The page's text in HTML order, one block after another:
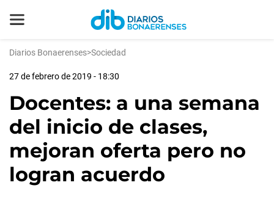
Diarios Bonaerenses>Sociedad
27 de febrero de 2019 - 18:30
Docentes: a una semana
del inicio de clases,
mejoran oferta pero no
logran acuerdo